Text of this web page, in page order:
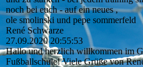
noch bei euch - auf ein neues ,
ole smolinski und pepe sommerfeld
René Schwarze
27.09.2020 20:55:53
Hallo und herzlich willkommen im
Fußballschule! Viele Grüße von